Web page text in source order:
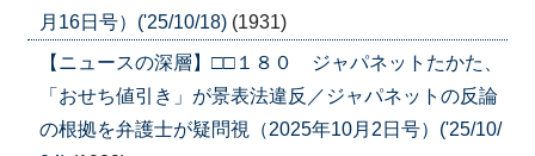
月16日号）('25/10/18) (1931)
【ニュースの深層】□□１８０ ジャパネットたかた、
「おせち値引き」が景表法違反／ジャパネットの反論
の根拠を弁護士が疑問視（2025年10月2日号）('25/10/